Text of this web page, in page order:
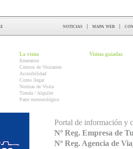
noticias | mapa web |
La visita
Itinerarios
Centros de Visitantes
Accesibilidad
Como llegar
Normas de Visita
Tienda / Alquiler
Parte meteorológico
Visitas guiadas
Portal de información y
Nº Reg. Empresa de
Nº Reg. Agencia de